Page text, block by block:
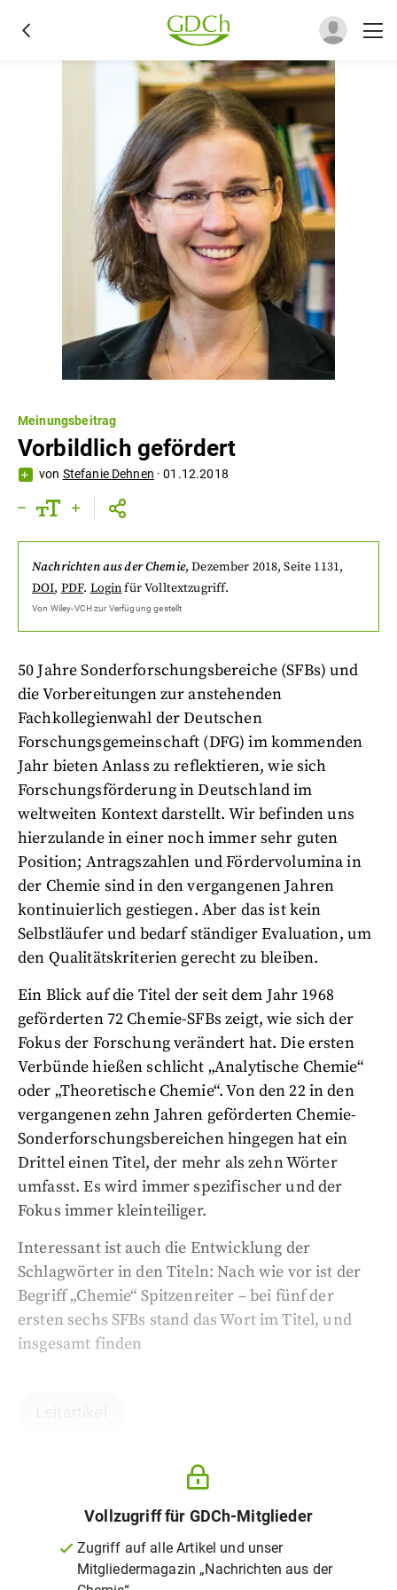
Meinungsbeitrag
Vorbildlich gefördert
von Stefanie Dehnen ·01.12.2018
Nachrichten aus der Chemie,Dezember 2018, Seite 1131,
DOI, PDF. Loginfür Volltextzugriff.
Von Wiley-VCHzur Verfügung gestellt
50 Jahre Sonderforschungsbereiche (SFBs) und
die Vorbereitungen zur anstehenden
Fachkollegienwahl der Deutschen
Forschungsgemeinschaft (DFG) im kommenden
Jahr bieten Anlass zu reflektieren, wie sich
Forschungsförderung in Deutschland im
weltweiten Kontext darstellt. Wir befinden uns
hierzulande in einer noch immer sehr guten
Position; Antragszahlen und Fördervolumina in
der Chemie sind in den vergangenen Jahren
kontinuierlich gestiegen. Aber das ist kein
Selbstläufer und bedarf ständiger Evaluation, um
den Qualitätskriterien gerecht zu bleiben.
Ein Blick auf die Titel der seit dem Jahr 1968
geförderten 72 Chemie-SFBs zeigt, wie sich der
Fokus der Forschung verändert hat. Die ersten
Verbünde hießen schlicht „Analytische Chemie“
oder „Theoretische Chemie“. Von den 22 in den
vergangenen zehn Jahren geförderten Chemie-
Sonderforschungsbereichen hingegen hat ein
Drittel einen Titel, der mehr als zehn Wörter
umfasst. Es wird immer spezifischer und der
Fokus immer kleinteiliger.
Interessant ist auch die Entwicklung der
Schlagwörter in den Titeln: Nach wie vor ist der
Begriff „Chemie“ Spitzenreiter – bei fünf der
ersten sechs SFBs stand das Wort im Titel, und
insgesamt finden
Vollzugriff für GDCh-Mitglieder
Zugriff auf alle Artikel und unser
Mitgliedermagazin „Nachrichten aus der